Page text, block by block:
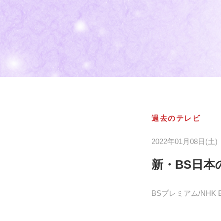
過去のテレビ
2022年01月08日(土)
新・BS日本
BSプレミアム/NHK